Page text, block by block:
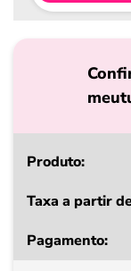
Produto
a